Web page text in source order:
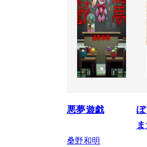
悪夢遊戯
桑野和明